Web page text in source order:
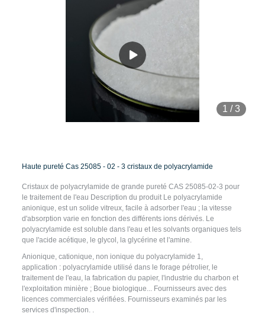
1 / 3
Haute pureté Cas 25085 - 02 - 3 cristaux de polyacrylamide
Cristaux de polyacrylamide de grande pureté CAS 25085-02-3 pour
le traitement de l'eau Description du produit Le polyacrylamide
anionique, est un solide vitreux, facile à adsorber l'eau ; la vitesse
d'absorption varie en fonction des différents ions dérivés. Le
polyacrylamide est soluble dans l'eau et les solvants organiques tels
que l'acide acétique, le glycol, la glycérine et l'amine.
Anionique, cationique, non ionique du polyacrylamide 1,
application : polyacrylamide utilisé dans le forage pétrolier, le
traitement de l'eau, la fabrication du papier, l'industrie du charbon et
l'exploitation minière ; Boue biologique... Fournisseurs avec des
licences commerciales vérifiées. Fournisseurs examinés par les
services d'inspection. .